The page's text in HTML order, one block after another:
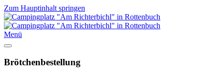
Zum Hauptinhalt springen
Menü
Brötchenbestellung